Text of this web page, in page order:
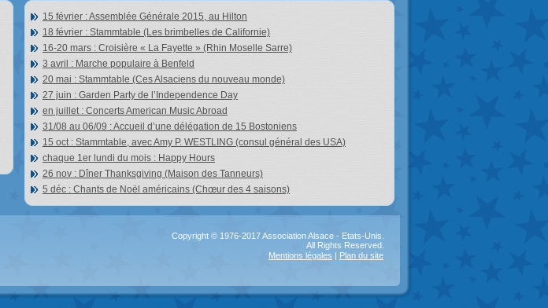
15 février : Assemblée Générale 2015, au Hilton
18 février : Stammtable (Les brimbelles de Californie)
16-20 mars : Croisière « La Fayette » (Rhin Moselle Sarre)
3 avril : Marche populaire à Benfeld
20 mai : Stammtable (Ces Alsaciens du nouveau monde)
27 juin : Garden Party de l’Independence Day
en juillet : Concerts American Music Abroad
31/08 au 06/09 : Accueil d’une délégation de 15 Bostoniens
15 oct : Stammtable, avec Amy P. WESTLING (consul général des USA)
chaque 1er lundi du mois : Happy Hours
26 nov : Dîner Thanksgiving (Maison des Tanneurs)
5 déc : Chants de Noël américains (Chœur des 4 saisons)
Copyright © 1976-2017 Association Alsace - Etats-Unis.
All Rights Reserved.
Mentions légales | Plan du site